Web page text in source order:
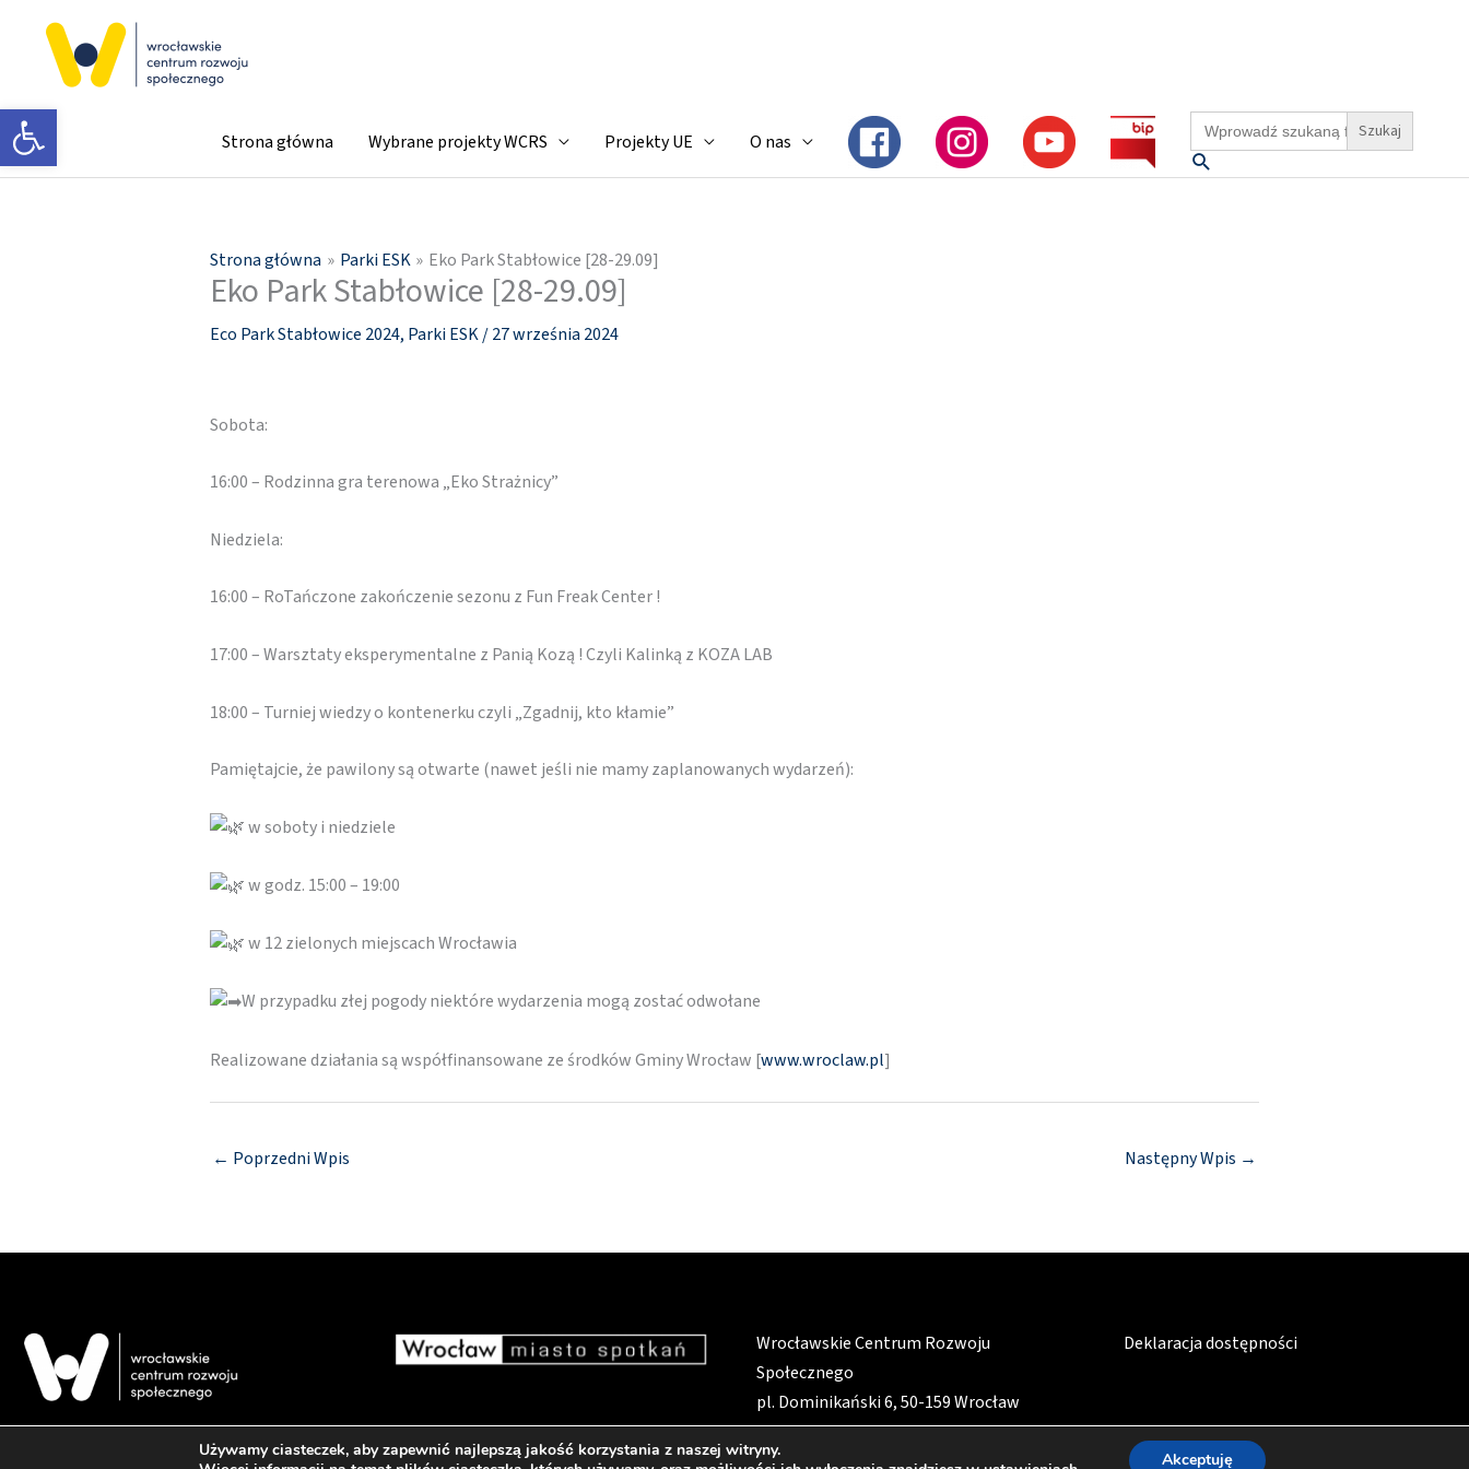
Otwórz pasek narzędzi Strona główna Wybrane projekty WCRS Projekty UE O nas
Search
for:
Szukaj
Strona główna Parki ESK Eko Park Stabłowice [28-29.09]
Eko Park Stabłowice [28-29.09]
Eco Park Stabłowice 2024, Parki ESK/27 września 2024
Sobota:
16:00 – Rodzinna gra terenowa „Eko Strażnicy”
Niedziela:
16:00 – RoTańczone zakończenie sezonu z Fun Freak Center !
17:00 – Warsztaty eksperymentalne z Panią Kozą ! Czyli Kalinką z KOZA LAB
18:00 – Turniej wiedzy o kontenerku czyli „Zgadnij, kto kłamie”
Pamiętajcie, że pawilony są otwarte (nawet jeśli nie mamy zaplanowanych wydarzeń):
w soboty i niedziele
w godz. 15:00 – 19:00
w 12 zielonych miejscach Wrocławia
W przypadku złej pogody niektóre wydarzenia mogą zostać odwołane
Realizowane działania są współfinansowane ze środków Gminy Wrocław [www.wroclaw.pl]
← Poprzedni Wpis Następny Wpis →
Wrocławskie Centrum Rozwoju
Społecznego
pl. Dominikański 6, 50-159 Wrocław
Deklaracja dostępności
Używamy ciasteczek, aby zapewnić najlepszą jakość korzystania z naszej witryny.
Akceptuję